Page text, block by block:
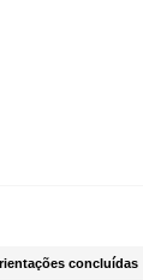
concluídas